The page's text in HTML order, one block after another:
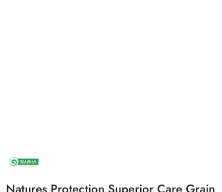
NAZWA
PRODUCENTA: